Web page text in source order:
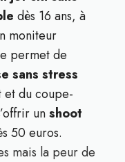
dès 16 ans, à
moniteur
permet de
sans stress
du coupe-
unshoot
50 euros.
mais la peur de